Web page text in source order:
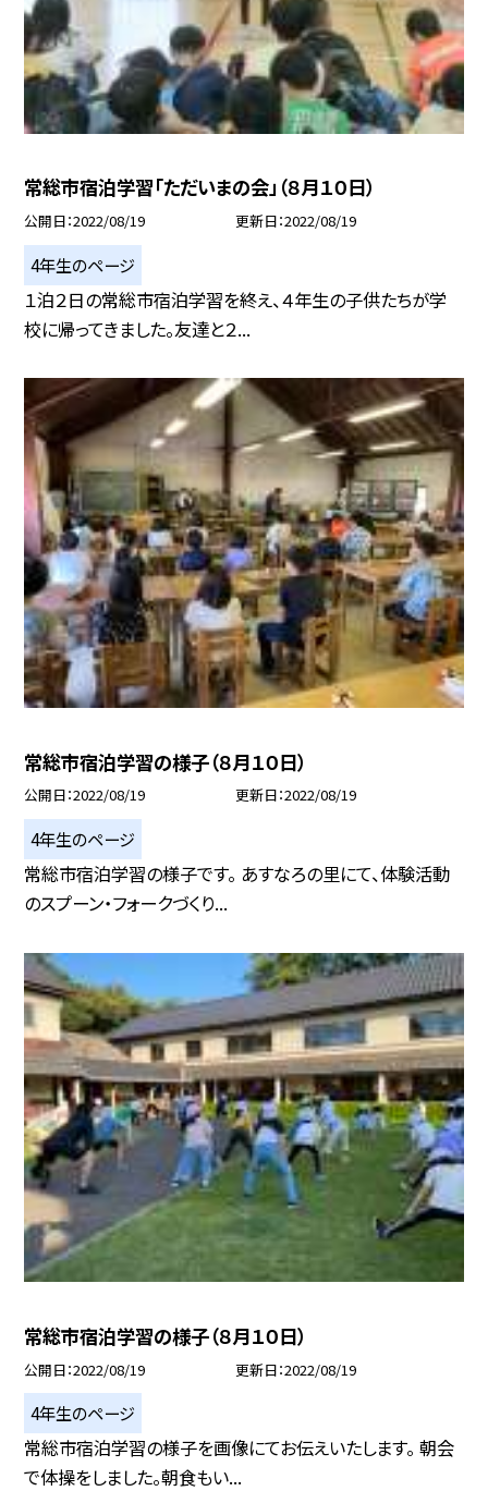
常総市宿泊学習「ただいまの会」（８月１０日）
公開日 2022/08/19 更新日 2022/08/19
4年生のページ
１泊２日の常総市宿泊学習を終え、４年生の子供たちが学
校に帰ってきました。友達と２...
常総市宿泊学習の様子（８月１０日）
公開日 2022/08/19 更新日 2022/08/19
4年生のページ
常総市宿泊学習の様子です。 あすなろの里にて、体験活動
のスプーン・フォークづくり...
常総市宿泊学習の様子（８月１０日）
公開日 2022/08/19 更新日 2022/08/19
4年生のページ
常総市宿泊学習の様子を画像にてお伝えいたします。 朝会
で体操をしました。朝食もい...